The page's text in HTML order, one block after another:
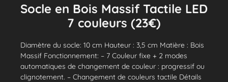
Socle en Bois Massif Tactile LED
7 couleurs (23€)
Diamètre du socle: 10 cm Hauteur : 3,5 cm Matière : Bois
Massif Fonctionnement: – 7 Couleur fixe + 2 modes
automatiques de changement de couleur : progressif ou
clignotement. – Changement de couleurs tactile Détails